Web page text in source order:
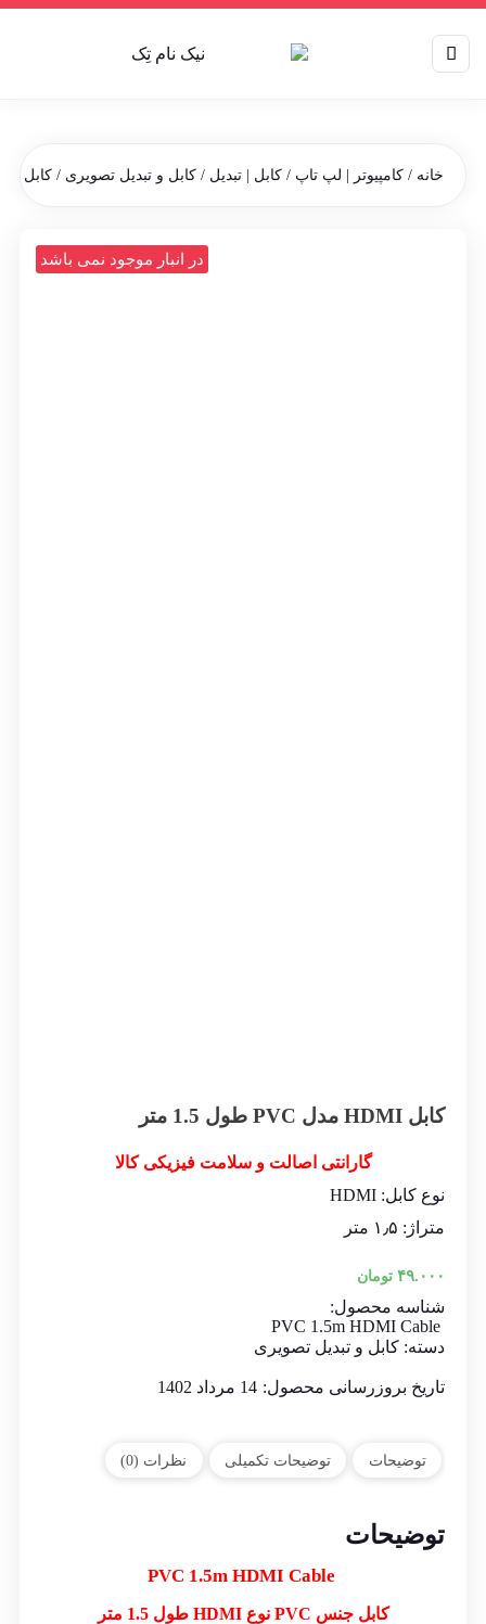
خانه / کامپیوتر | لپ تاپ / کابل | تبدیل / کابل و تبدیل تصویری / کابل HDMI مدل PVC طول 1.5 متر
کابل HDMI مدل PVC طول 1.5 متر
گارانتی اصالت و سلامت فیزیکی کالا
نوع کابل: HDMI
متراژ: ۱٫۵ متر
۴۹.۰۰۰ تومان
در انبار موجود نمی باشد
شناسه محصول:
دسته: کابل و تبدیل تصویری
تاریخ بروزرسانی محصول: 14 مرداد 1402
توضیحات توضیحات تکمیلی نظرات (0)
توضیحات
HDMI Cable
کابل جنس PVC نوع HDMI طول 1.5 متر